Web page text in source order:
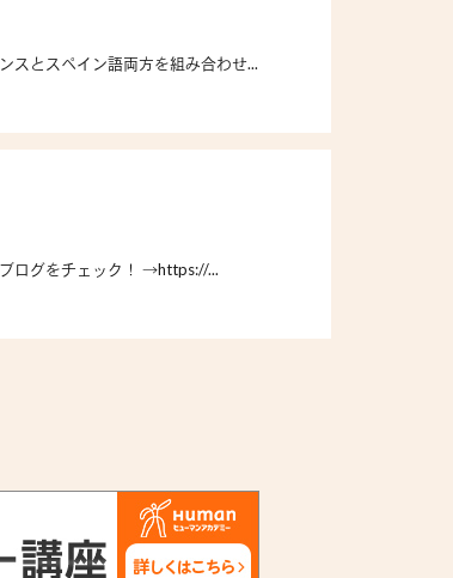
スとスペイン語両方を組み合わせ...
ログをチェック！ →https://...